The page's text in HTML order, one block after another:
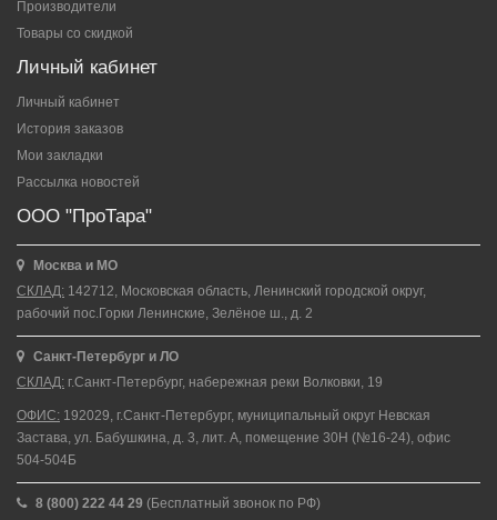
Производители
Товары со скидкой
Личный кабинет
Личный кабинет
История заказов
Мои закладки
Рассылка новостей
ООО "ПроТара"
Москва и МО
СКЛАД: 142712, Московская область, Ленинский городской округ,
рабочий пос.Горки Ленинские, Зелёное ш., д. 2
Санкт-Петербург и ЛО
СКЛАД: г.Санкт-Петербург, набережная реки Волковки, 19
ОФИС: 192029, г.Санкт-Петербург, муниципальный округ Невская
Застава, ул. Бабушкина, д. 3, лит. А, помещение 30Н (№16-24), офис
504-504Б
8 (800) 222 44 29 (Бесплатный звонок по РФ)